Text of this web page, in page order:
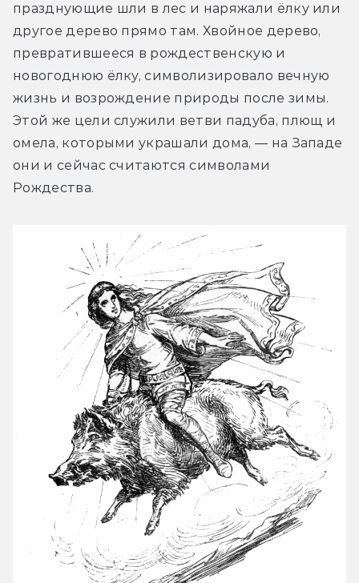
празднующие шли в лес и наряжали ёлку или
другое дерево прямо там. Хвойное дерево,
превратившееся в рождественскую и
новогоднюю ёлку, символизировало вечную
жизнь и возрождение природы после зимы.
Этой же цели служили ветви падуба, плющ и
омела, которыми украшали дома, — на Западе
они и сейчас считаются символами
Рождества.